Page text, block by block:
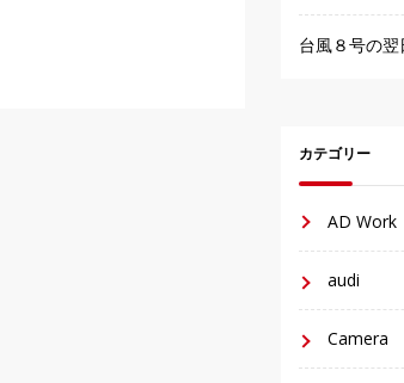
台風８号の翌
カテゴリー
AD Work
audi
Camera